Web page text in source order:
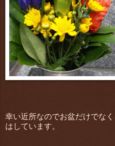
幸い近所なのでお盆だけでな
はしています。